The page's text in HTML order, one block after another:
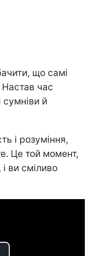
що самі
час
й
і розуміння,
Це той момент,
ви сміливо